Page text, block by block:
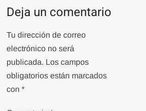
Deja un comentario
Tu dirección de correo
electrónico no será
publicada. Los campos
obligatorios están marcados
con*